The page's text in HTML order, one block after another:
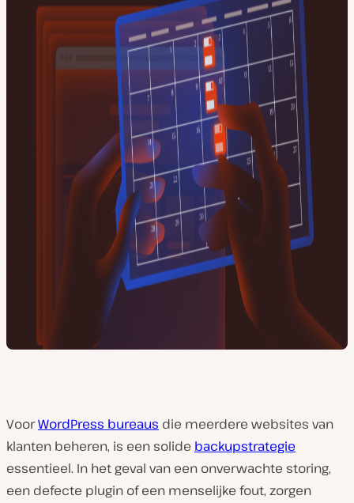
VoorWordPress bureaus die meerdere websites van
klanten beheren, is een solide backupstrategie
essentieel. In het geval van een onverwachte storing,
een defecte plugin of een menselijke fout, zorgen